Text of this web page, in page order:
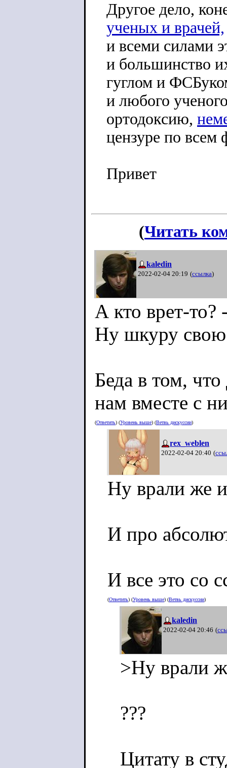
Другое дело,
ученых и врачей,
и всеми силами
и большинство
гуглом и
и любого
ортодоксию,
цензуре по всем
Привет
(Читать
kaledin
2022-02-04 20:19 (ссылка)
А кто врет-то?
Ну шкуру свою
Беда в том,
нам вместе с
(Ответить) (Уровень выше) (Ветвь дискуссии)
rex_weblen
2022-02-04 20:40 (
Ну врали же
И про
И все это со
(Ответить) (Уровень выше) (Ветвь дискуссии)
kaledin
2022-02-04 20:46 (
>Ну врали
???
Цитату в